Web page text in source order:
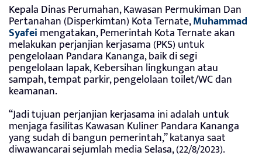
Kepala Dinas Perumahan, Kawasan Permukiman Dan
Pertanahan (Disperkimtan) Kota Ternate,Muhammad
Syafei mengatakan, Pemerintah Kota Ternate akan
melakukan perjanjian kerjasama (PKS) untuk
pengelolaan Pandara Kananga, baik di segi
pengelolaan lapak, Kebersihan lingkungan atau
sampah, tempat parkir, pengelolaan toilet/WC dan
keamanan.
“Jadi tujuan perjanjian kerjasama ini adalah untuk
menjaga fasilitas Kawasan Kuliner Pandara Kananga
yang sudah di bangun pemerintah,” katanya saat
diwawancarai sejumlah media Selasa, (22/8/2023).